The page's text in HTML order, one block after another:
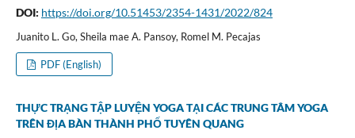
DOI: https://doi.org/10.51453/2354-1431/2022/824
Juanito L. Go, Sheila mae A. Pansoy, Romel M. Pecajas
PDF (English)
THỰC TRẠNG TẬP LUYỆN YOGA TẠI CÁC TRUNG TÂM YOGA
TRÊN ĐỊA BÀN THÀNH PHỐ TUYÊN QUANG